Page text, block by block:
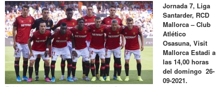
Jornada 7, Liga
Santarder, RCD
Mallorca – Club
Atlético
Osasuna, Visit
Mallorca Estadi a
las 14,00 horas
del domingo 26-
09-2021.